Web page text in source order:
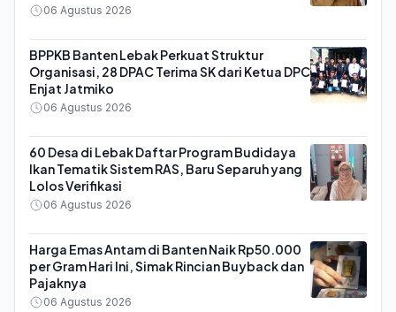
06 Agustus 2026
BPPKB Banten Lebak Perkuat Struktur
Organisasi, 28 DPAC Terima SK dari Ketua DPC
Enjat Jatmiko
06 Agustus 2026
60 Desa di Lebak Daftar Program Budidaya
Ikan Tematik Sistem RAS, Baru Separuh yang
Lolos Verifikasi
06 Agustus 2026
Harga Emas Antam di Banten Naik Rp50.000
per Gram Hari Ini, Simak Rincian Buyback dan
Pajaknya
06 Agustus 2026